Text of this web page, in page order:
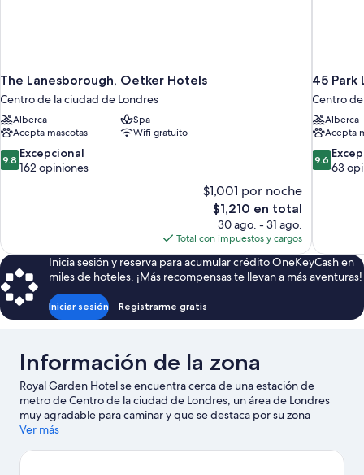
The Lanesborough, Oetker Hotels
Centro de la ciudad de Londres
Alberca
Spa
Acepta mascotas
Wifi gratuito
9.8
de
9.8 Excepcional
162 opiniones
$1,001 por noche
El
precio
actual
es
de
$1,210
$1,210 en total
30 ago. - 31 ago.
Total con impuestos y cargos
45 Park
Centro
Alberca
Acepta
9.6
de
9.6
63
Inicia sesión y reserva para acumular crédito OneKeyCash en
miles de hoteles. ¡Más recompensas te llevan a más aventuras!
Iniciar sesión Registrarme gratis
Información de la zona
Royal Garden Hotel se encuentra cerca de una estación de
metro de Centro de la ciudad de Londres, un área de Londres
muy agradable para caminar y que se destaca por su zona
comercial. Kensington Palace y Palacio de Buckingham son
apreciarse en Hyde Park. ¿Viajas con niños? Incluye en tu
Ver más